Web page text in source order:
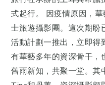
式起行。 因疫情原因，
士旅遊攝影團。這次期盼
活動計劃一推出，立即得
有華藝多年的資深骨干，
舊雨新知，共聚一堂。其